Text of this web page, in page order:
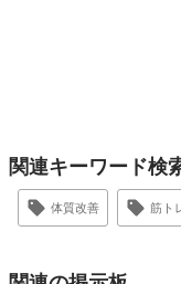
関連キーワード検
体質改善 筋ト